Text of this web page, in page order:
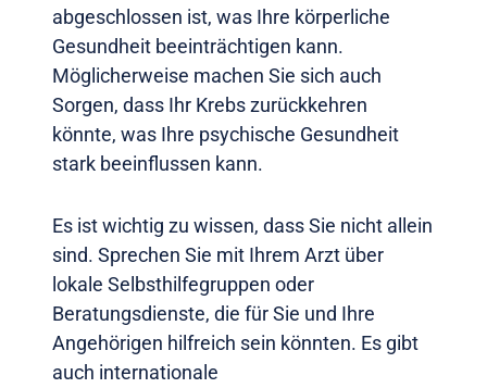
abgeschlossen ist, was Ihre körperliche
Gesundheit beeinträchtigen kann.
Möglicherweise machen Sie sich auch
Sorgen, dass Ihr Krebs zurückkehren
könnte, was Ihre psychische Gesundheit
stark beeinflussen kann.
Es ist wichtig zu wissen, dass Sie nicht allein
sind. Sprechen Sie mit Ihrem Arzt über
lokale Selbsthilfegruppen oder
Beratungsdienste, die für Sie und Ihre
Angehörigen hilfreich sein könnten. Es gibt
auch internationale